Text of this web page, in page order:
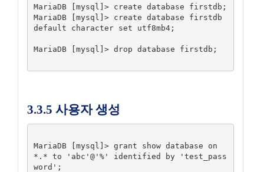
MariaDB [mysql]> create database firstdb;
MariaDB [mysql]> create database firstdb
default character set utf8mb4;
MariaDB [mysql]> drop database firstdb;
3.3.5 사용자 생성
MariaDB [mysql]> grant show database on
*.* to 'abc'@'%' identified by 'test_pass
word';